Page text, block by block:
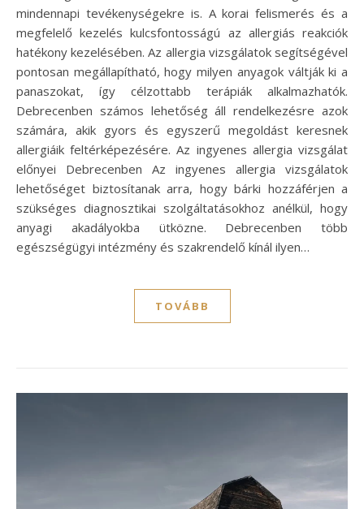
mindennapi tevékenységekre is. A korai felismerés és a
megfelelő kezelés kulcsfontosságú az allergiás reakciók
hatékony kezelésében. Az allergia vizsgálatok segítségével
pontosan megállapítható, hogy milyen anyagok váltják ki a
panaszokat, így célzottabb terápiák alkalmazhatók.
Debrecenben számos lehetőség áll rendelkezésre azok
számára, akik gyors és egyszerű megoldást keresnek
allergiáik feltérképezésére. Az ingyenes allergia vizsgálat
előnyei Debrecenben Az ingyenes allergia vizsgálatok
lehetőséget biztosítanak arra, hogy bárki hozzáférjen a
szükséges diagnosztikai szolgáltatásokhoz anélkül, hogy
anyagi akadályokba ütközne. Debrecenben több
egészségügyi intézmény és szakrendelő kínál ilyen…
TOVÁBB